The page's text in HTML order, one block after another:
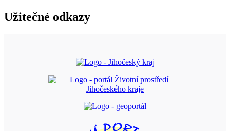
Užitečné odkazy